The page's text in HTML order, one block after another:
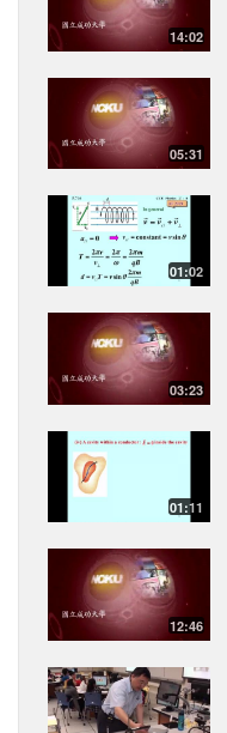
14:02
05:31
01:02
03:23
01:11
12:46